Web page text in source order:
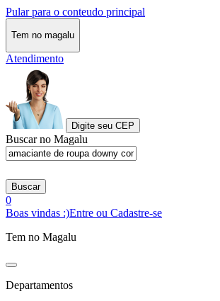
Pular para o conteudo principal
Tem no magalu
Atendimento
Digite seu CEP
Buscar no Magalu
Buscar
0
Boas vindas :)Entre ou Cadastre-se
Tem no Magalu
Departamentos